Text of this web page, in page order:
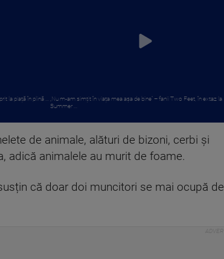
la piață în plină ...
„Nu m-am simțit în viața mea așa de bine” – fanii Two Feet, în extaz la
Summer ...
de animale, alături de bizoni, cerbi şi
adică animalele au murit de foame.
că doar doi muncitori se mai ocupă de